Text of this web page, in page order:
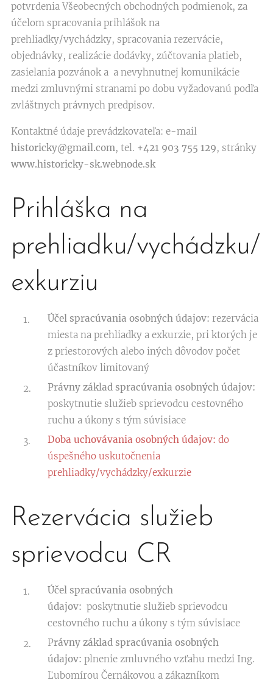
potvrdenia Všeobecných obchodných podmienok, za
účelom spracovania prihlášok na
prehliadky/vychádzky, spracovania rezervácie,
objednávky, realizácie dodávky, zúčtovania platieb,
zasielania pozvánok a a nevyhnutnej komunikácie
medzi zmluvnými stranami po dobu vyžadovanú podľa
zvláštnych právnych predpisov.
Kontaktné údaje prevádzkovateľa: e-mail
historicky@gmail.com, tel. +421 903 755 129, stránky
www.historicky-sk.webnode.sk
Prihláška na
prehliadku/vychádzku/
exkurziu
Účel spracúvania osobných údajov: rezervácia
miesta na prehliadky a exkurzie, pri ktorých je
z priestorových alebo iných dôvodov počet
účastníkov limitovaný
Právny základ spracúvania osobných údajov:
poskytnutie služieb sprievodcu cestovného
ruchu a úkony s tým súvisiace
Doba uchovávania osobných údajov: do
úspešného uskutočnenia
prehliadky/vychádzky/exkurzie
Rezervácia služieb
sprievodcu CR
Účel spracúvania osobných
údajov: poskytnutie služieb sprievodcu
cestovného ruchu a úkony s tým súvisiace
Právny základ spracúvania osobných
údajov: plnenie zmluvného vzťahu medzi Ing.
Ľubomírou Černákovou a zákazníkom